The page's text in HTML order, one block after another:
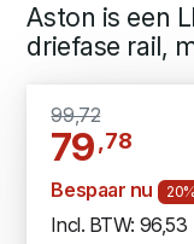
Aston is een
driefase rail,
99,72
79,78
Bespaar nu 20%
Incl. BTW: 96,53